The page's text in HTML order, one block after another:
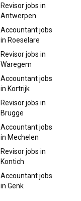
Revisorjobs in
Antwerpen
Accountantjobs
in Roeselare
Revisorjobs in
Waregem
Accountantjobs
in Kortrijk
Revisorjobs in
Brugge
Accountantjobs
in Mechelen
Revisorjobs in
Kontich
Accountantjobs
in Genk